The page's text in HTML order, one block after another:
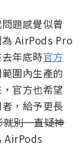
題感覺似曾
為 AirPods Pro
年底時官方
圍內生產的
官方也希望
，給予更長
別一直疑神
AirPods